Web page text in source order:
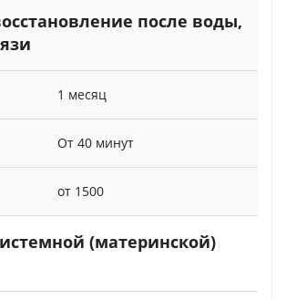
после воды,
1 месяц
От 40 минут
от 1500
(материнской)